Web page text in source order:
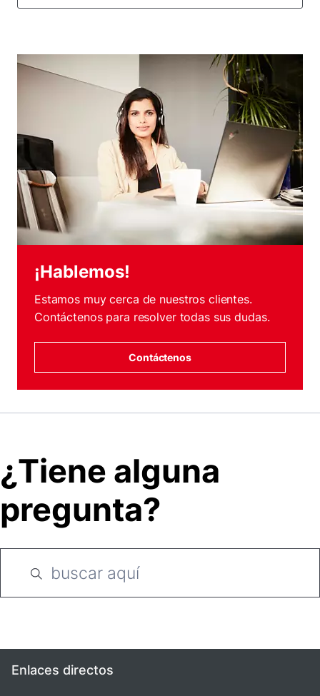
¡Hablemos!
Estamos muy cerca de nuestros clientes.
Contáctenos para resolver todas sus dudas.
Contáctenos
¿Tiene alguna
pregunta?
Enlaces directos